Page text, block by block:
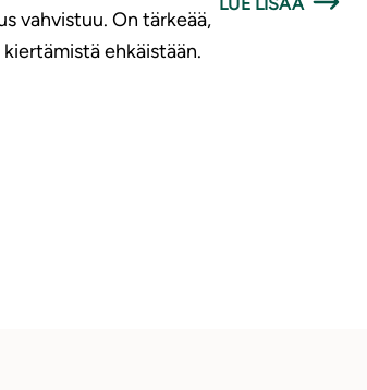
vahvistuu. On tärkeää,
ehkäistään.